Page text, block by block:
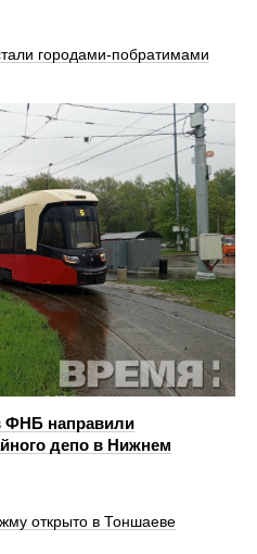
городами-побратимами
ФНБ направили
депо в Нижнем
открыто в Тоншаеве